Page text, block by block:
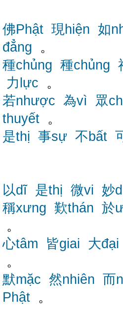
佛Phật 現hiện 如
đẳng 。
種chủng 種chủng
力lực 。
若nhược 為vì 眾
thuyết 。
是thị 事sự 不bất
以dĩ 是thị 微vi 妙
稱xưng 歎thán 於
。
心tâm
皆giai 大đại
。
默mặc 然nhiên 而
Phật 。